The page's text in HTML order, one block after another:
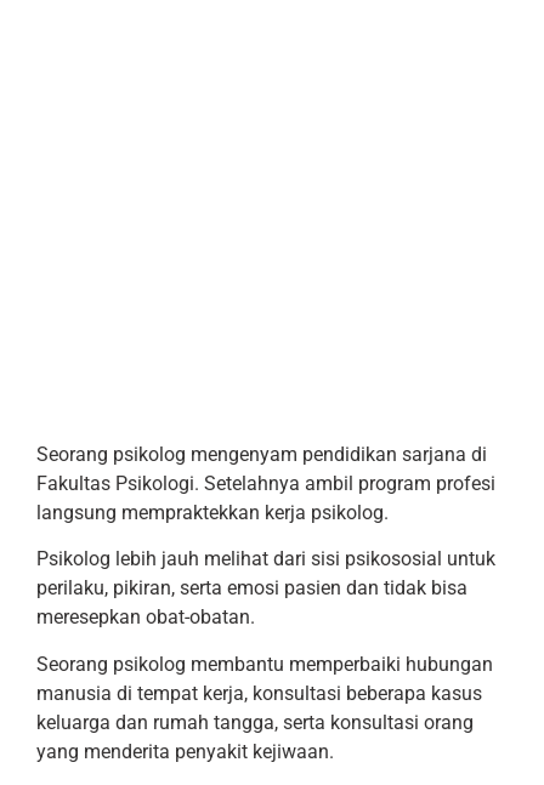
Seorang psikolog mengenyam pendidikan sarjana di
Fakultas Psikologi. Setelahnya ambil program profesi
langsung mempraktekkan kerja psikolog.
Psikolog lebih jauh melihat dari sisi psikososial untuk
perilaku, pikiran, serta emosi pasien dan tidak bisa
meresepkan obat-obatan.
Seorang psikolog membantu memperbaiki hubungan
manusia di tempat kerja, konsultasi beberapa kasus
keluarga dan rumah tangga, serta konsultasi orang
yang menderita penyakit kejiwaan.